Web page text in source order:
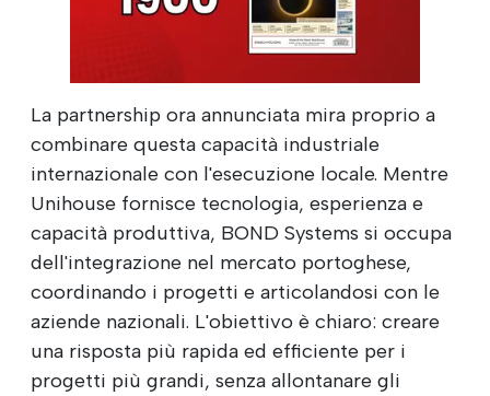
La partnership ora annunciata mira proprio a
combinare questa capacità industriale
internazionale con l'esecuzione locale. Mentre
Unihouse fornisce tecnologia, esperienza e
capacità produttiva, BOND Systems si occupa
dell'integrazione nel mercato portoghese,
coordinando i progetti e articolandosi con le
aziende nazionali. L'obiettivo è chiaro: creare
una risposta più rapida ed efficiente per i
progetti più grandi, senza allontanare gli